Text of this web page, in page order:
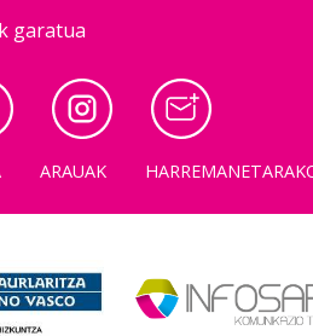
garatua
ARAUAK